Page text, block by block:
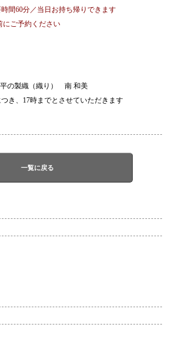
間60分／当日お持ち帰りできます
ご予約ください
の製織（織り） 南 和美
き、17時までとさせていただきます
一覧に戻る